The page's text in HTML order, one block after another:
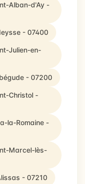
Alban-d'Ay -
- 07400
Julien-en-
- 07200
Christol -
la-Romaine -
Marcel-lès-
- 07210